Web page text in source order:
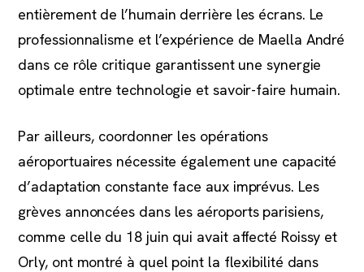
entièrement de l’humain derrière les écrans. Le
professionnalisme et l’expérience de Maella André
dans ce rôle critique garantissent une synergie
optimale entre technologie et savoir-faire humain.
Par ailleurs, coordonner les opérations
aéroportuaires nécessite également une capacité
d’adaptation constante face aux imprévus. Les
grèves annoncées dans les aéroports parisiens,
comme celle du 18 juin qui avait affecté Roissy et
Orly, ont montré à quel point la flexibilité dans